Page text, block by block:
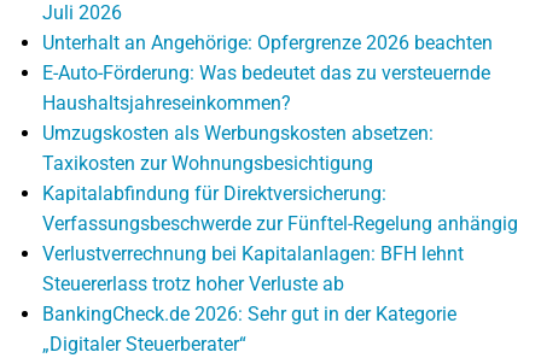
Juli 2026
Unterhalt an Angehörige: Opfergrenze 2026 beachten
E-Auto-Förderung: Was bedeutet das zu versteuernde
Haushaltsjahreseinkommen?
Umzugskosten als Werbungskosten absetzen:
Taxikosten zur Wohnungsbesichtigung
Kapitalabfindung für Direktversicherung:
Verfassungsbeschwerde zur Fünftel-Regelung anhängig
Verlustverrechnung bei Kapitalanlagen: BFH lehnt
Steuererlass trotz hoher Verluste ab
BankingCheck.de 2026: Sehr gut in der Kategorie
„Digitaler Steuerberater“